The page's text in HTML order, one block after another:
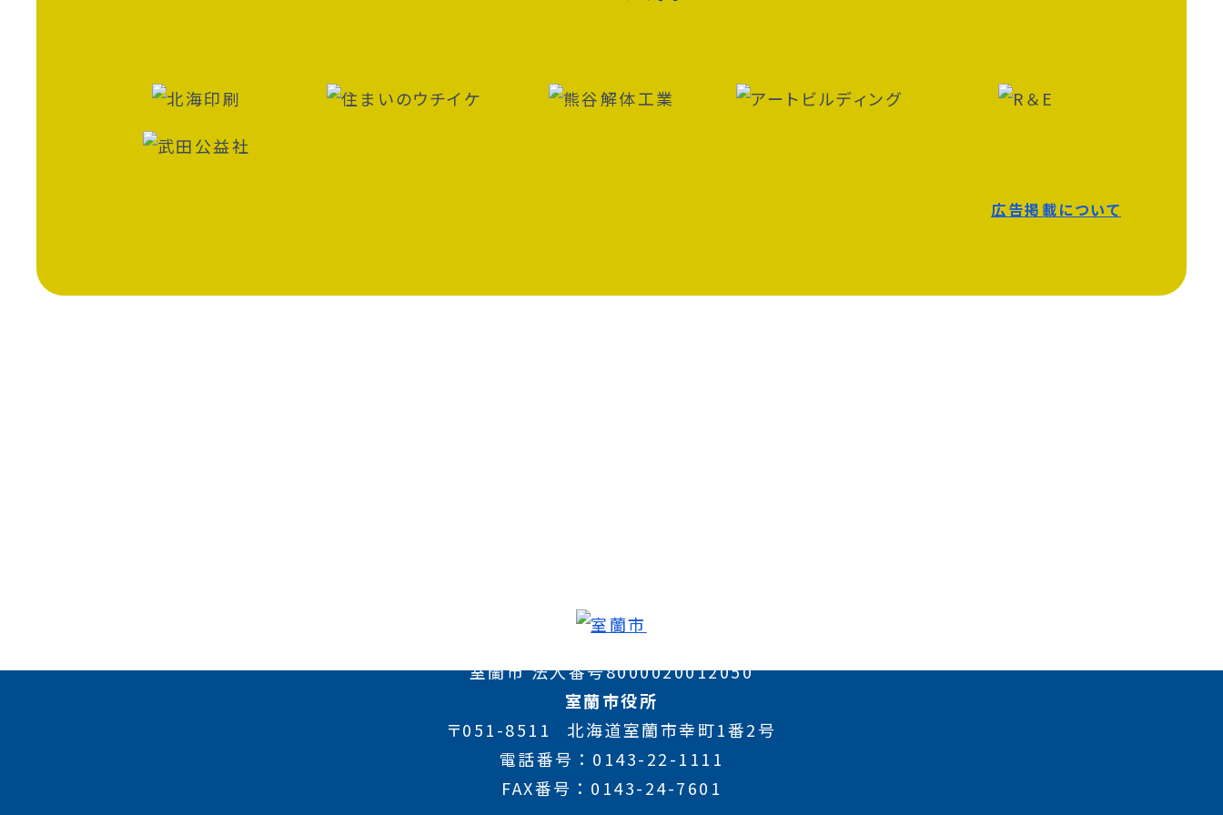
広告掲載について
室蘭市 法人番号8000020012050
室蘭市役所
〒051-8511
北海道室蘭市幸町1番2号
電話番号
0143-22-1111
FAX番号
0143-24-7601